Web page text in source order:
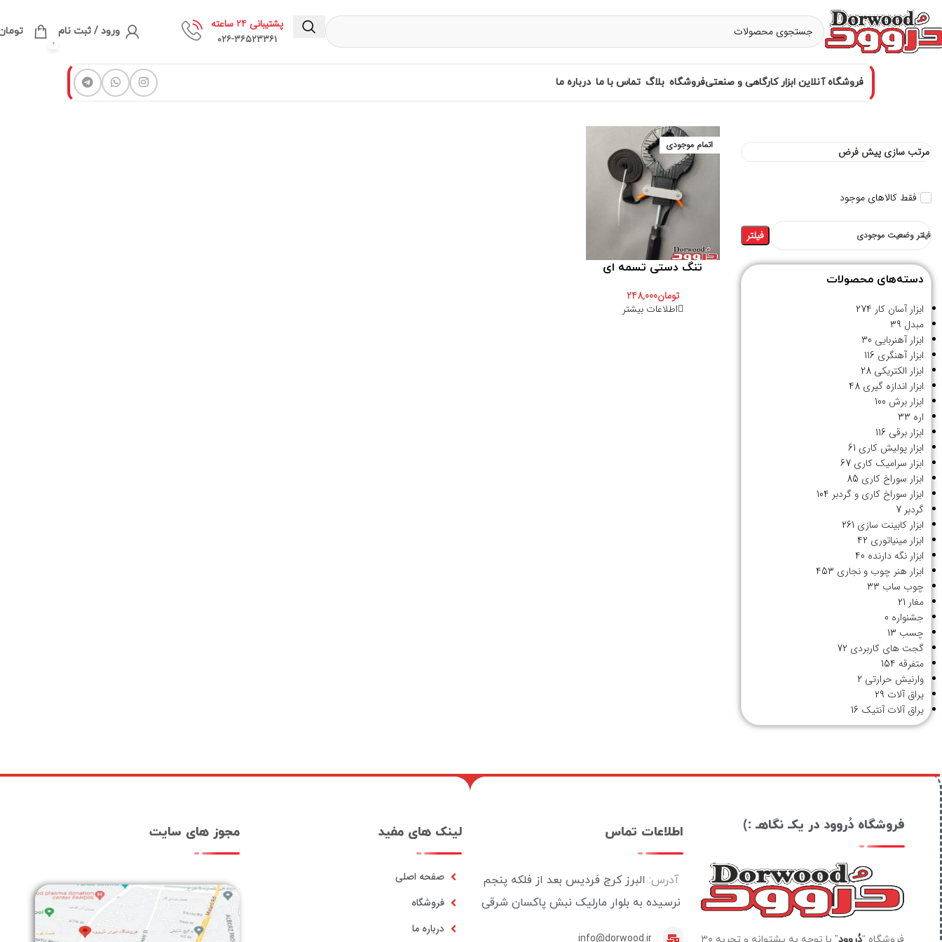
پشتیبانی 24 ساعته
۰۲۶-۳۶۵۲۳۳۶۱
ورود / ثبت نام
0
فروشگاه آنلاین ابزار کارگاهی و صنعتیفروشگاه بلاگ تماس با ما درباره ما
فقط کالاهای موجود
فیلتر وضعیت موجودی فیلتر
دسته‌های محصولات
ابزار آسان کار 274
مبدل 39
ابزار آهنربایی 30
ابزار آهنگری 116
ابزار الکتریکی 28
ابزار اندازه گیری 48
ابزار برش 100
اره 33
ابزار برقی 116
ابزار پولیش کاری 61
ابزار سرامیک کاری 67
ابزار سوراخ کاری 85
ابزار سوراخ کاری و گردبر 104
گردبر 7
ابزار کابینت سازی 261
ابزار مینیاتوری 42
ابزار نگه دارنده 40
ابزار هنر چوب و نجاری 453
چوب ساب 33
مغار 21
جشنواره 0
چسب 13
گجت های کاربردی 72
متفرقه 154
وارنیش حرارتی 2
یراق آلات 29
یراق آلات آنتیک 16
اتمام موجودی
تنگ دستی تسمه ای
تومان248,000
اطلاعات بیشتر
فروشگاه دُروود در یکـ نگاهـ :) اطلاعات تماس
آدرس: البرز کرج فردیس بعد از فلکه پنجم
نرسیده به بلوار مارلیک نبش پاکسان شرقی
info@dorwood.ir
لینک های مفید
صفحه اصلی
فروشگاه
درباره ما
مجوز های سایت